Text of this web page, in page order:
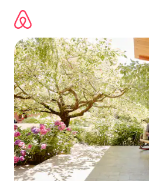
contenido